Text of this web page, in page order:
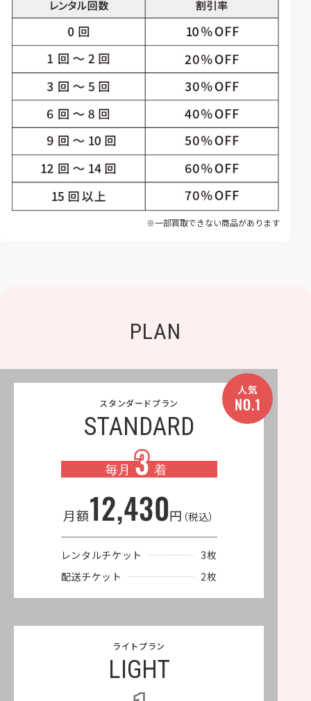
※一部買取できない商品があります
PLAN
スタンダードプラン
STANDARD
毎月 着
3
3
月額12,430円 （税込）
レンタルチケット
3枚
配送チケット
2枚
ライトプラン
LIGHT